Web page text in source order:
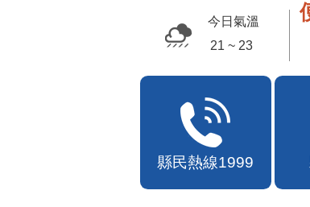
今日氣溫
30 ~ 33
縣民熱線1999